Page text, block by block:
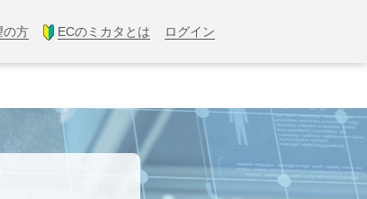
の方 ECのミカタとは ログイン